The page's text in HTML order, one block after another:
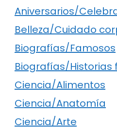
Aniversarios/
Belleza/Cuidado
Biografías/Famosos
Biografías/Historias
Ciencia/Alimentos
Ciencia/Anatomía
Ciencia/Arte